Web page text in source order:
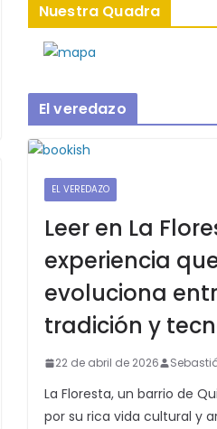
Nuestra Quadra
El veredazo
EL VEREDAZO
Leer en La
experiencia
evoluciona
tradición y
22 de abril de 2026
La Floresta, un barrio de
por su rica vida cultural y